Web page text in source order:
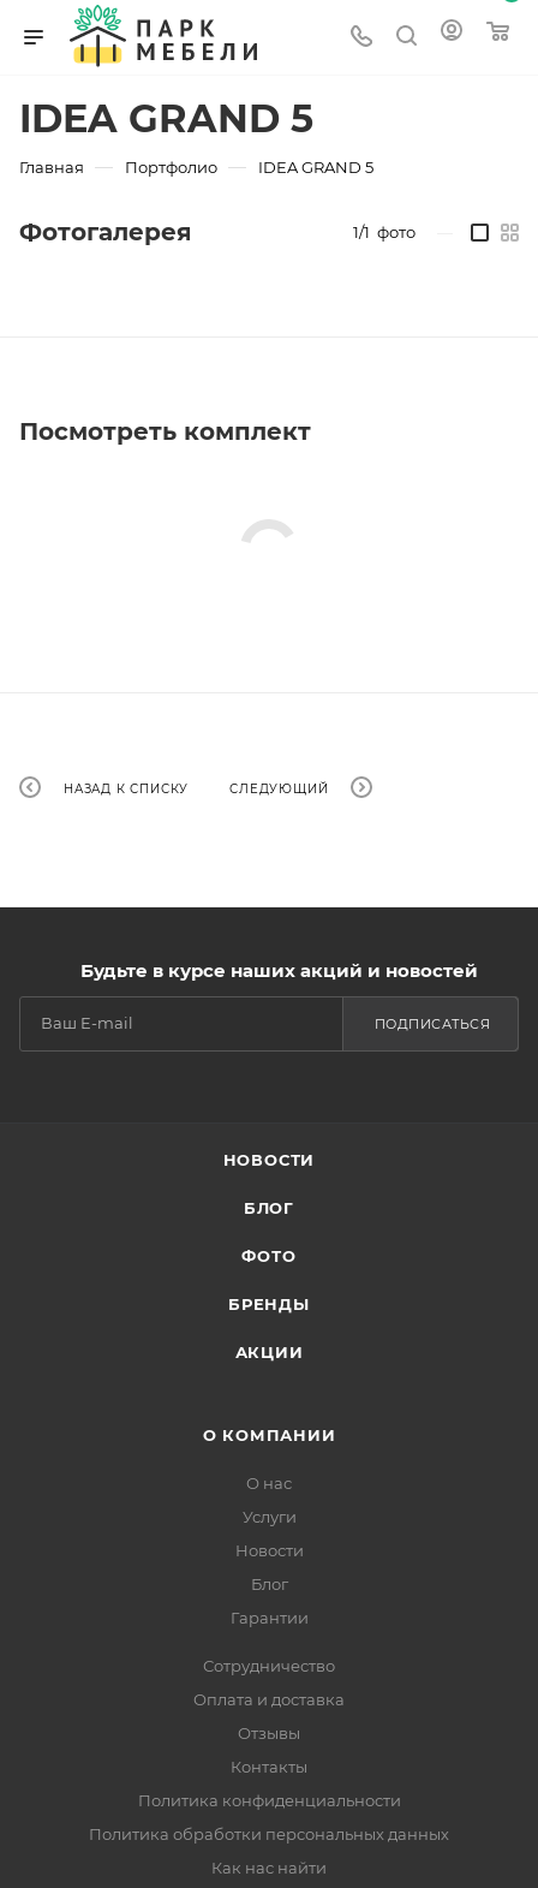
IDEA GRAND 5
Главная — Портфолио — IDEA GRAND 5
Фотогалерея 1/1 фото
Посмотреть комплект
НАЗАД К СПИСКУ СЛЕДУЮЩИЙ
Будьте в курсе наших акций и новостей
ПОДПИСАТЬСЯ
НОВОСТИ
БЛОГ
ФОТО
БРЕНДЫ
АКЦИИ
О КОМПАНИИ
О нас
Услуги
Новости
Блог
Гарантии
Сотрудничество
Оплата и доставка
Отзывы
Контакты
Политика конфиденциальности
Политика обработки персональных данных
Как нас найти